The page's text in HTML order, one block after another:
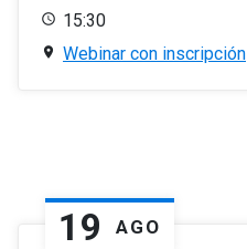
15:30
Webinar con inscripción
19 AGO